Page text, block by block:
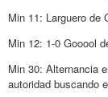
Min 11: Larguero de
Min 12: 1-0 Gooool
Min 30: Alternancia
autoridad buscando